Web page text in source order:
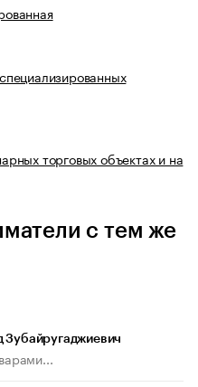
торговых объектах и на
с тем же